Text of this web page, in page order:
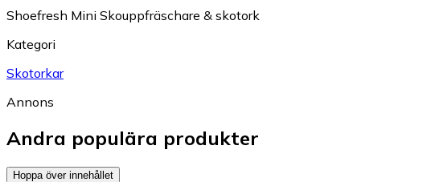
Shoefresh Mini Skouppfräschare & skotork
Kategori
Skotorkar
Annons
Andra populära produkter
Hoppa över innehållet